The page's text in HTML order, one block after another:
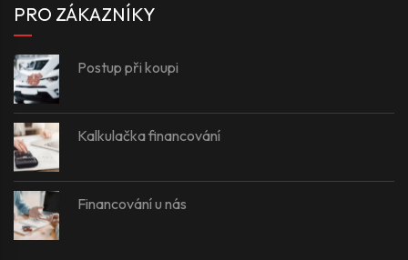
PRO ZÁKAZNÍKY
Postup při koupi
Kalkulačka financování
Financování u nás